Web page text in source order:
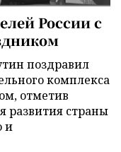
России с
поздравил
комплекса
отметив
развития страны
и